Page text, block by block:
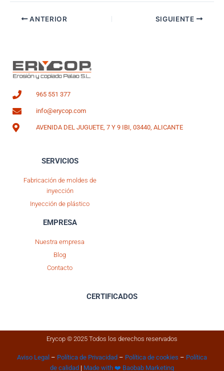
ANTERIOR SIGUIENTE
965 551 377
info@erycop.com
AVENIDA DEL JUGUETE, 7 Y 9 IBI, 03440, ALICANTE
SERVICIOS
Fabricación de moldes de
inyección
Inyección de plástico
EMPRESA
Nuestra empresa
Blog
Contacto
CERTIFICADOS
Erycop © 2025 Todos los derechos reservados
Aviso Legal – Política de Privacidad – Política de cookies – Política
de calidad | Made with ❤️ Baobab Marketing